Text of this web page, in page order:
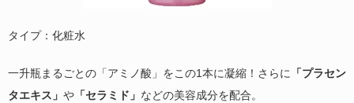
タイプ：化粧水
一升瓶まるごとの「アミノ酸」をこの1本に凝縮！さらに
「プラセン
タエキス」 や 「セラミド」 などの美容成分を配合。